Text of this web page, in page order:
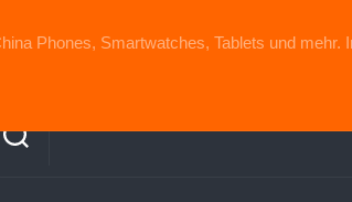
Phones, Smartwatches, Tablets und mehr.